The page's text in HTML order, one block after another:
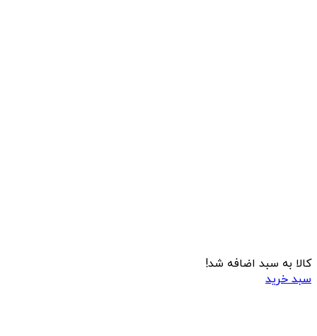
کالا به سبد اضافه شد!
سبد خرید